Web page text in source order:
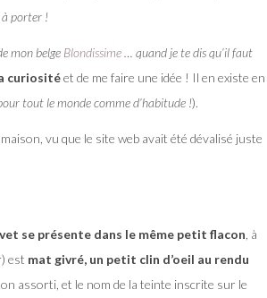
à porter !
mon belge Blondissime … quand je te dis qu’il faut
curiositéet de me faire une idée ! Il en existe en
tout le monde comme d’habitude !).
vu que le site web avait été dévalisé juste
se présente dans le même petit flacon , à
est mat givré, un petit clin d’oeil au rendu
assorti, et le nom de la teinte inscrite sur le